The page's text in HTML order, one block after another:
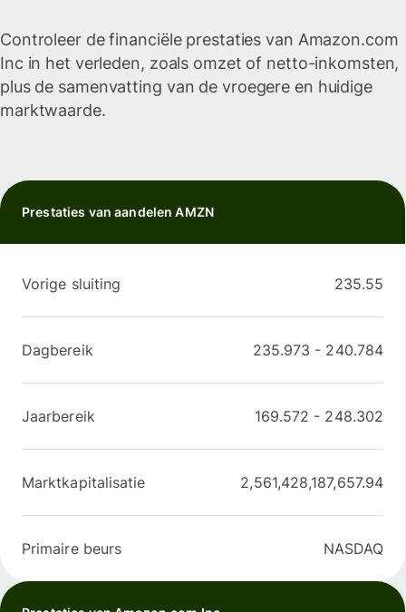
Controleer de financiële prestaties van Amazon.com
Inc in het verleden, zoals omzet of netto-inkomsten,
plus de samenvatting van de vroegere en huidige
marktwaarde.
Prestaties van aandelen AMZN
Vorige sluiting 235.55
Dagbereik 235.973 - 240.784
Jaarbereik 169.572 - 248.302
Marktkapitalisatie 2,561,428,187,657.94
Primaire beurs NASDAQ